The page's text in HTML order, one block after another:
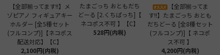
【全部揃ってます!!】メ
ゾピアノ フィギュアキー
ホルダー [全5種セット
(フルコンプ)]【ネコポス
配送対応】【C】
2,100円(内税)
たまごっち おともだち
どーる [2.くちぱっち]【
ネコポス不可 】【C】
528円(内税)
【全部揃ってま
す!!】たまごっち おとも
だちどーる [全8種セット
(フルコンプ)]【 ネコポ
ス不可 】
4,200円(内税)